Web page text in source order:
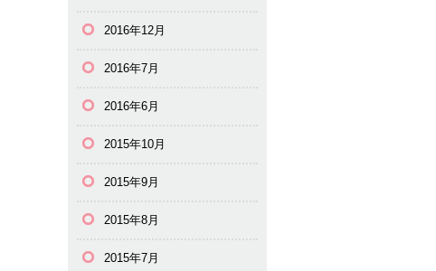
2016年12月
2016年7月
2016年6月
2015年10月
2015年9月
2015年8月
2015年7月